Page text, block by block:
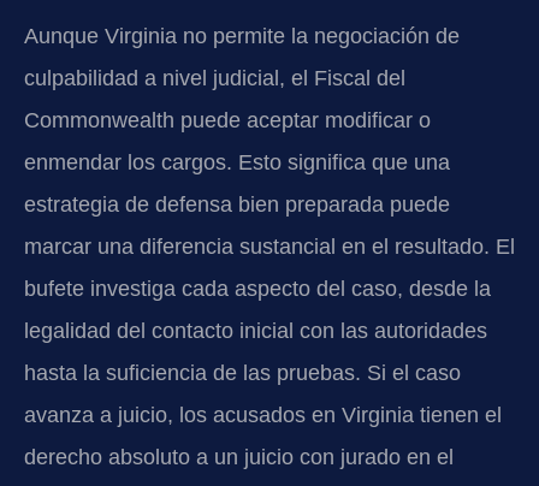
Aunque Virginia no permite la negociación de
culpabilidad a nivel judicial, el Fiscal del
Commonwealth puede aceptar modificar o
enmendar los cargos. Esto significa que una
estrategia de defensa bien preparada puede
marcar una diferencia sustancial en el resultado. El
bufete investiga cada aspecto del caso, desde la
legalidad del contacto inicial con las autoridades
hasta la suficiencia de las pruebas. Si el caso
avanza a juicio, los acusados en Virginia tienen el
derecho absoluto a un juicio con jurado en el